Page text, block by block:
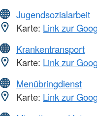
Jugendsozialarbeit
Karte: Link zur
Krankentransport
Karte: Link zur
Menübringdienst
Karte: Link zur